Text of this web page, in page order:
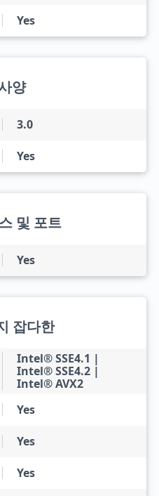
Yes
양
3.0
Yes
및 포트
Yes
잡다한
Intel® SSE4.1 |
Intel® SSE4.2 |
Intel® AVX2
Yes
Yes
Yes